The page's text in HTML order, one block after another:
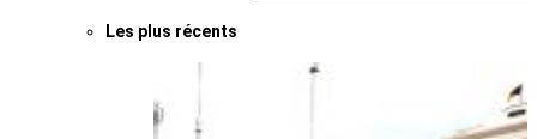
Les plus récents